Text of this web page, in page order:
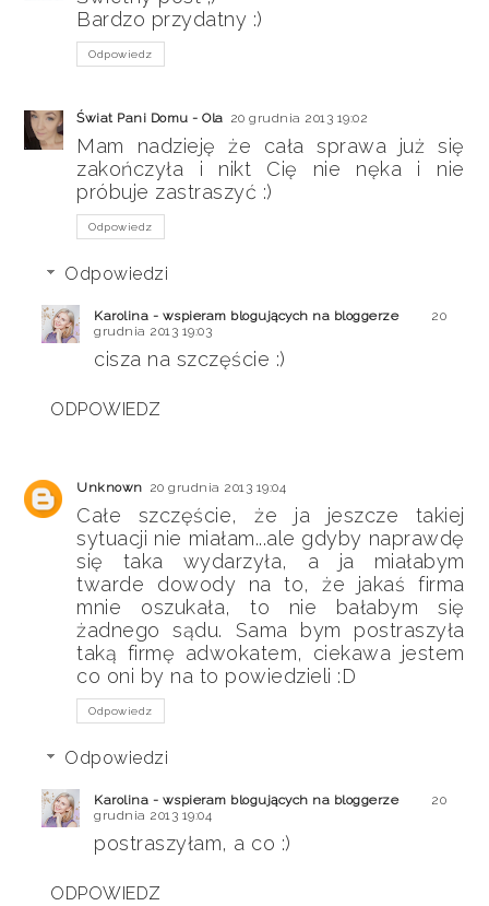
Bardzo przydatny :)
Odpowiedz
Świat Pani Domu - Ola 20 grudnia 2013 19:02
Mam nadzieję że cała sprawa już się
zakończyła i nikt Cię nie nęka i nie
próbuje zastraszyć :)
Odpowiedz
Odpowiedzi
Karolina - wspieram blogujących na bloggerze
20
grudnia 2013 19:03
cisza na szczęście :)
ODPOWIEDZ
Unknown 20 grudnia 2013 19:04
Całe szczęście, że ja jeszcze takiej
sytuacji nie miałam...ale gdyby naprawdę
się taka wydarzyła, a ja miałabym
twarde dowody na to, że jakaś firma
mnie oszukała, to nie bałabym się
żadnego sądu. Sama bym postraszyła
taką firmę adwokatem, ciekawa jestem
co oni by na to powiedzieli :D
Odpowiedz
Odpowiedzi
Karolina - wspieram blogujących na bloggerze
20
grudnia 2013 19:04
postraszyłam, a co :)
ODPOWIEDZ